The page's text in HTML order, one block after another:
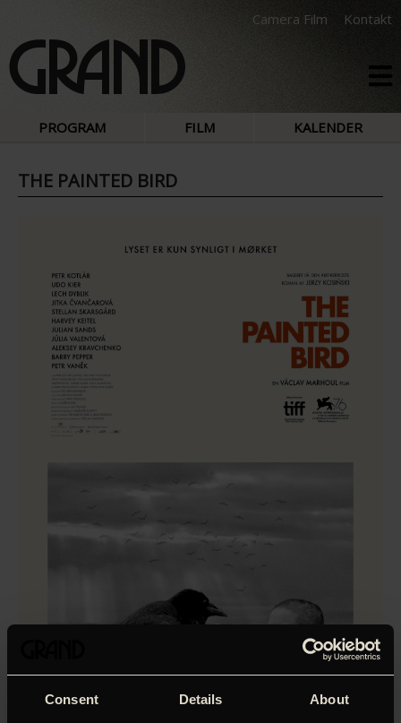
Consent Details About
Camera Film Kontakt
PROGRAM FILM KALENDER
THE PAINTED BIRD